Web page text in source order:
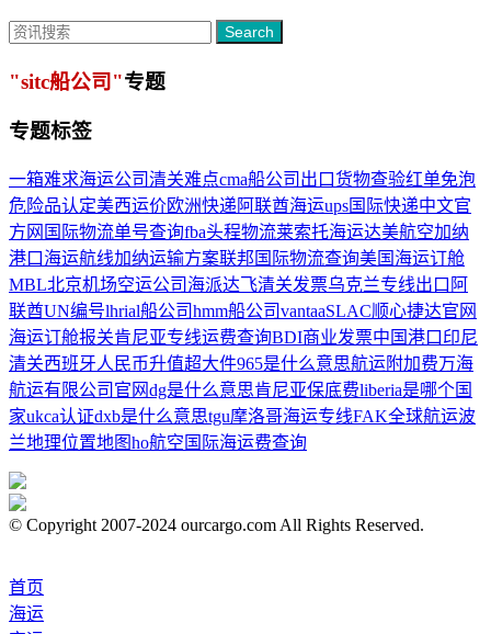
Search
"sitc船公司"专题
专题标签
一箱难求海运公司清关难点cma船公司 出口货物查验红单免泡
危险品认定美西运价欧洲快递 阿联酋海运ups国际快递中文官
方网 国际物流单号查询fba头程物流莱索托海运达美航空加纳
港口 海运航线加纳运输方案联邦国际物流查询美国海运订舱
MBL北京机场空运公司 海派达飞清关发票乌克兰专线出口阿
联酋UN编号lhrial船公司hmm船公司vantaaSLAC顺心捷达官网
海运订舱报关肯尼亚专线运费查询BDI商业发票中国港口 印尼
清关西班牙人民币升值超大件965是什么意思航运附加费万海
航运有限公司官网dg是什么意思肯尼亚保底费liberia是哪个国
家ukca认证dxb是什么意思tgu摩洛哥海运专线FAK全球航运波
兰地理位置地图ho航空 国际海运费查询
© Copyright 2007-2024 ourcargo.com All Rights Reserved.
首页
海运